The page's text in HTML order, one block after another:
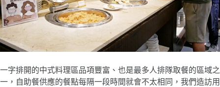
一字排開的中式料理區品項豐富、也是最多人排隊取餐的區域之
一，自助餐供應的餐點每隔一段時間就會不太相同，我們造訪用